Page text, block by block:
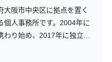
阪市中央区に拠点を置く
個人事務所です。2004年に
わり始め、2017年に独立し
しました。日常の中に潜